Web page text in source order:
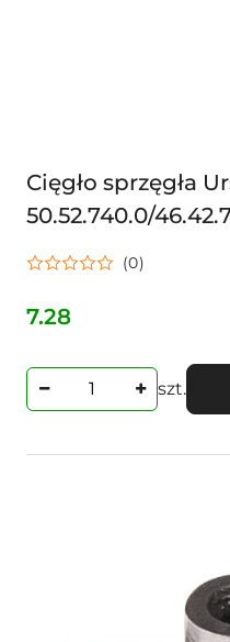
Cięgło sprzęgła
50.52.740.0/
(0)
Cena:
7.28
szt.